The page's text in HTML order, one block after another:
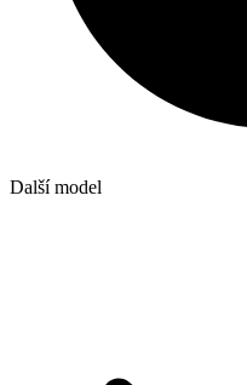
Další model